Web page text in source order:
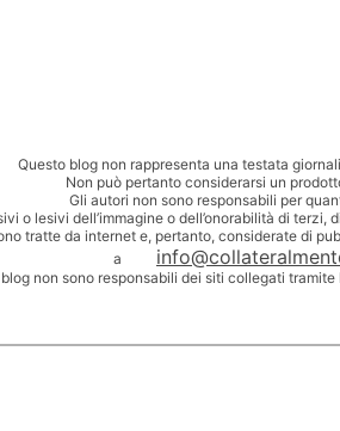
Questo blog non rappresenta una testata
Non può pertanto considerarsi un
Gli autori non sono responsabili per
o lesivi dell’immagine o dell’onorabilità di
tratte da internet e, pertanto, considerate di
a
non sono responsabili dei siti collegati